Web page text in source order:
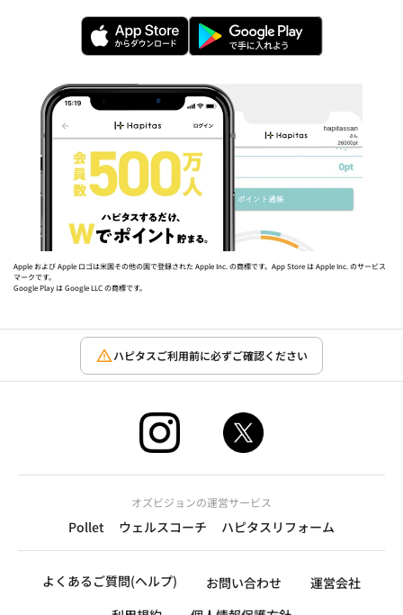
Apple および Apple ロゴは米国その他の国で登録された Apple Inc. の商標です。App Store は Apple Inc. のサービス
マークです。
Google Play は Google LLC の商標です。
ハピタスご利用前に必ずご確認ください
オズビジョンの運営サービス
Pollet ウェルスコーチ ハピタスリフォーム
よくあるご質問(ヘルプ) お問い合わせ
運営会社